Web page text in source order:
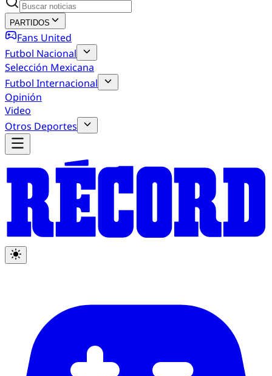
PARTIDOS
Fans United
Futbol Nacional
Selección Mexicana
Futbol Internacional
Opinión
Video
Otros Deportes